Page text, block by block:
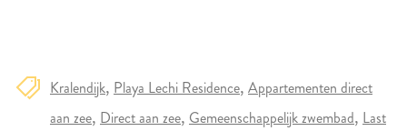
Kralendijk Playa Lechi Residence Appartementen direct
aan zee Direct aan zee Gemeenschappelijk zwembad Last